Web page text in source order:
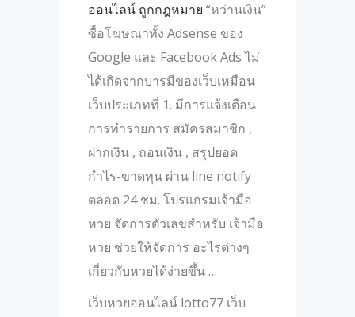
ออนไลน์ ถูกกฎหมาย “หว่านเงิน”
ซื้อโฆษณาทั้ง Adsense ของ
Google และ Facebook Ads ไม่
ได้เกิดจากบารมีของเว็บเหมือน
เว็บประเภทที่ 1. มีการแจ้งเตือน
การทำรายการ สมัครสมาชิก ,
ฝากเงิน , ถอนเงิน , สรุปยอด
กำไร-ขาดทุน ผ่าน line notify
ตลอด 24 ชม. โปรแกรมเจ้ามือ
หวย จัดการตัวเลขสำหรับ เจ้ามือ
หวย ช่วยให้จัดการ อะไรต่างๆ
เกี่ยวกับหวยได้ง่ายขึ้น …
เว็บหวยออนไลน์ lotto77 เว็บ